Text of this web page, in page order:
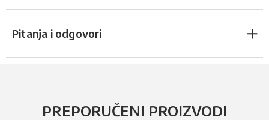
Pitanja i odgovori
PREPORUČENI PROIZVODI